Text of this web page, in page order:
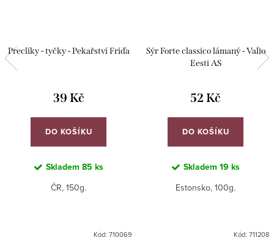
Preclíky - tyčky - Pekařství Fríďa
39 Kč
DO KOŠÍKU
Skladem 85 ks
ČR, 150g.
Kód: 710069
Sýr Forte classico lámaný - Valio
Eesti AS
52 Kč
DO KOŠÍKU
Skladem 19 ks
Estonsko, 100g.
Kód: 711208